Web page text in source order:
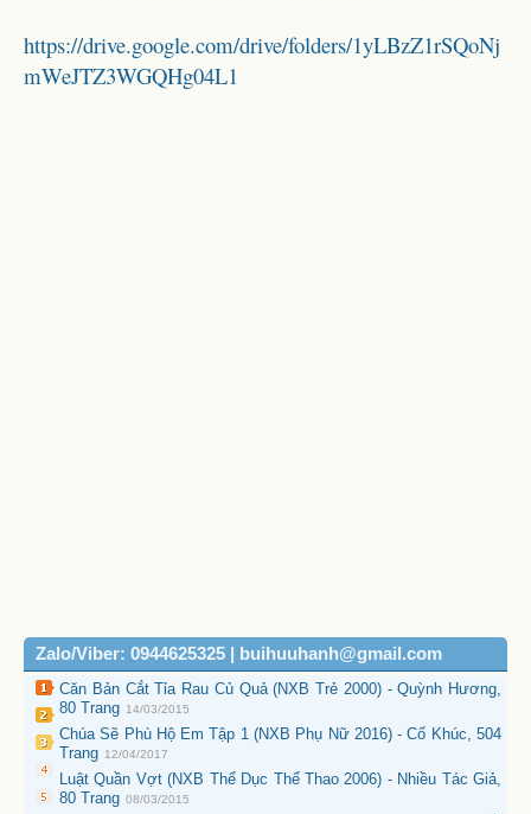
https://drive.google.com/drive/folders/1yLBzZ1rSQoNj
mWeJTZ3WGQHg04L1
Zalo/Viber: 0944625325 | buihuuhanh@gmail.com
Căn Bản Cắt Tỉa Rau Củ Quả (NXB Trẻ 2000) - Quỳnh Hương,
80 Trang 14/03/2015
Chúa Sẽ Phù Hộ Em Tập 1 (NXB Phụ Nữ 2016) - Cố Khúc, 504
Trang 12/04/2017
Luật Quần Vợt (NXB Thể Dục Thể Thao 2006) - Nhiều Tác Giả,
80 Trang 08/03/2015